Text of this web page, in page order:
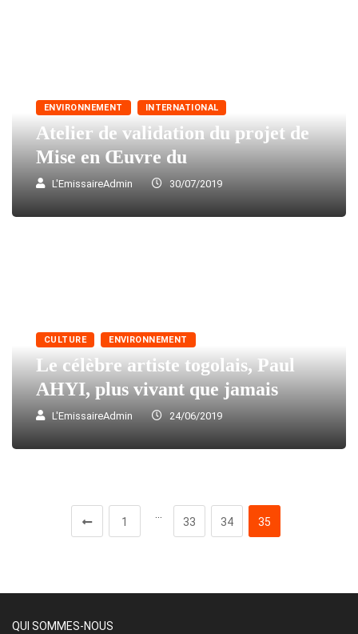
ENVIRONNEMENT INTERNATIONAL
Atelier de validation du projet de
Mise en Œuvre du
L'EmissaireAdmin 30/07/2019
CULTURE ENVIRONNEMENT
Le célèbre artiste togolais, Paul
AHYI, plus vivant que jamais
L'EmissaireAdmin 24/06/2019
1
…
33 34 35
QUI SOMMES-NOUS